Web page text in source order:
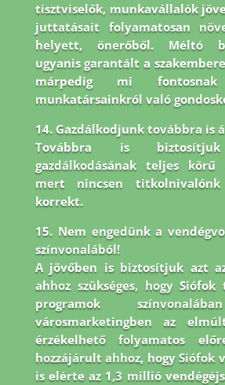
tisztviselők, munkavállalók
juttatásait folyamatosan
helyett, önerőből. Méltó
ugyanis garantált a
márpedig mi
munkatársainkról való
14. Gazdálkodjunk továbbra is
Továbbra is
gazdálkodásának teljes körű
mert nincsen
korrekt.
15. Nem engedünk a
színvonalából!
A jövőben is biztosítjuk azt
ahhoz szükséges, hogy
programok
városmarketingben az
érzékelhető folyamatos
hozzájárult ahhoz, hogy Siófok
is elérte az 1,3 millió